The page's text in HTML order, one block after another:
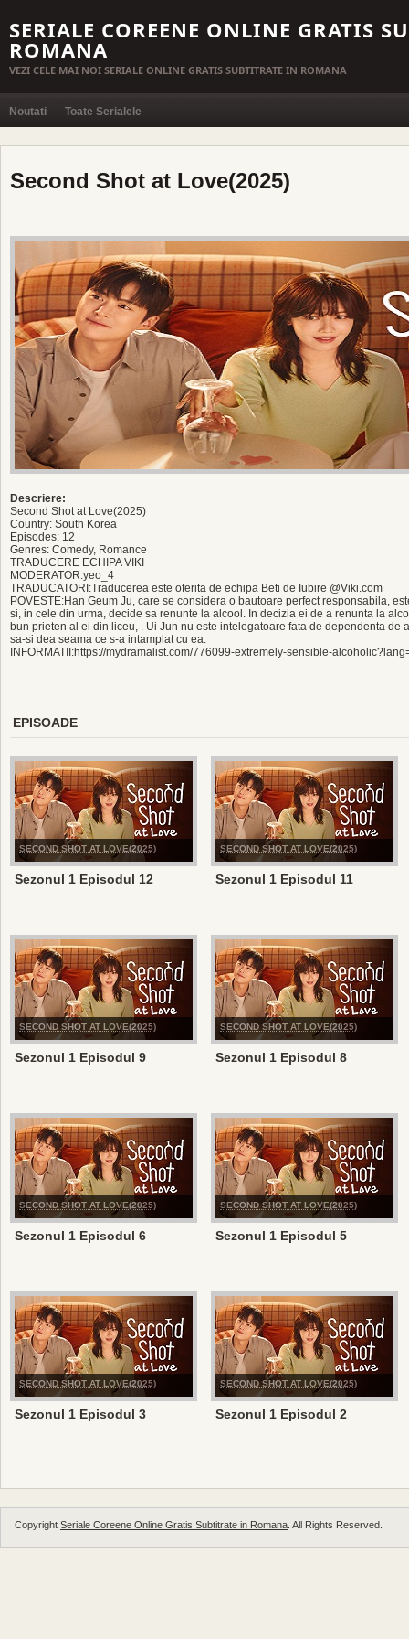
SERIALE COREENE ONLINE GRATIS
ROMANA
VEZI CELE MAI NOI SERIALE ONLINE GRATIS SUBTITRATE IN ROMANA
Noutati Toate Serialele
Second Shot at Love(2025)
Descriere:
Second Shot at Love(2025)
Country: South Korea
Episodes: 12
Genres: Comedy, Romance
TRADUCERE ECHIPA VIKI
MODERATOR:yeo_4
TRADUCATORI:Traducerea este oferita de echipa Beti de Iubire @Viki.com
POVESTE:Han Geum Ju, care se considera o bautoare perfect responsabila,
si, in cele din urma, decide sa renunte la alcool. In decizia ei de a renunta la
bun prieten al ei din liceu, . Ui Jun nu este intelegatoare fata de dependenta de
sa-si dea seama ce s-a intamplat cu ea.
INFORMATII:https://mydramalist.com/776099-extremely-sensible-
EPISOADE
SECOND SHOT AT LOVE(2025)
Sezonul 1 Episodul 12
SECOND SHOT AT LOVE(2025)
Sezonul 1 Episodul 11
SECOND SHOT AT LOVE(2025)
Sezonul 1 Episodul 9
SECOND SHOT AT LOVE(2025)
Sezonul 1 Episodul 8
SECOND SHOT AT LOVE(2025)
Sezonul 1 Episodul 6
SECOND SHOT AT LOVE(2025)
Sezonul 1 Episodul 5
SECOND SHOT AT LOVE(2025)
Sezonul 1 Episodul 3
SECOND SHOT AT LOVE(2025)
Sezonul 1 Episodul 2
Copyright Seriale Coreene Online Gratis Subtitrate in Romana . All Rights Reserved.